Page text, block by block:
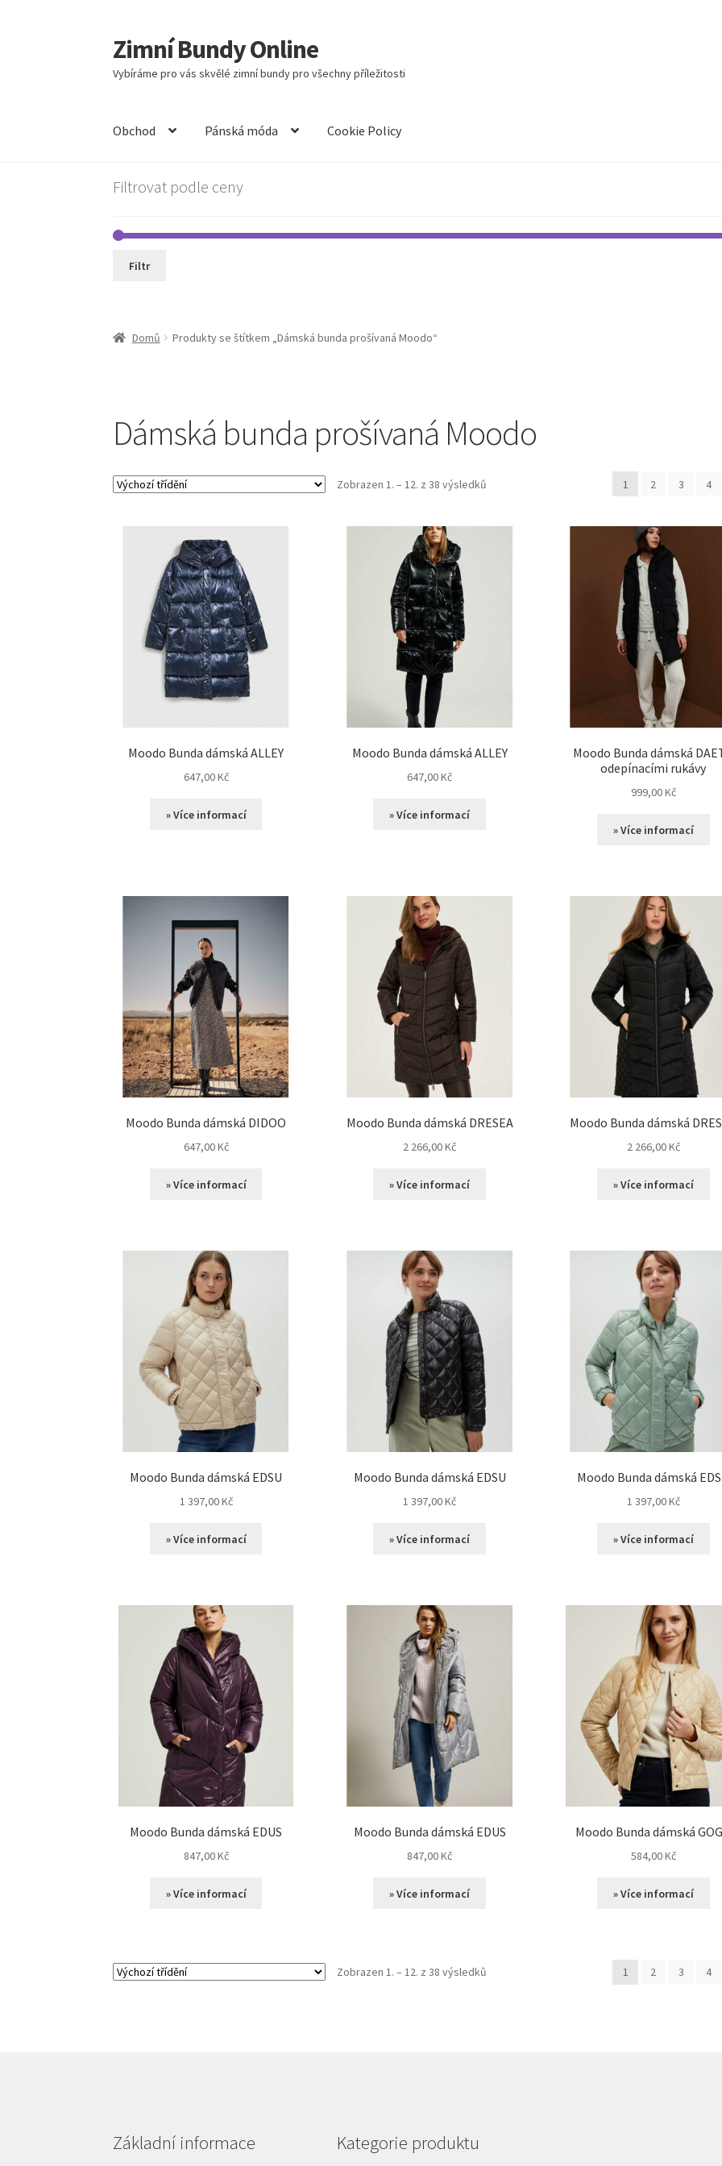
Přeskočit
na
navigaci
Přejít
k
obsahu
Zimní Bundy Online
Vybíráme pro vás skvělé zimní bundy pro všechny příležitosti
Obchod Pánská móda Cookie Policy
Filtrovat podle ceny
Filtr
Domů Produkty se štítkem „Dámská bunda prošívaná Moodo“
Dámská bunda prošívaná Moodo
Zobrazen 1. – 12. z 38 výsledků 1 2 3 4
Moodo Bunda dámská ALLEY
647,00Kč
» Více informací
Moodo Bunda dámská ALLEY
647,00Kč
» Více informací
Moodo Bunda dámská
odepínacími rukávy
999,00Kč
» Více informací
Moodo Bunda dámská DIDOO
647,00Kč
» Více informací
Moodo Bunda dámská DRESEA
2 266,00Kč
» Více informací
Moodo Bunda dámská
2 266,00Kč
» Více informací
Moodo Bunda dámská EDSU
1 397,00Kč
» Více informací
Moodo Bunda dámská EDSU
1 397,00Kč
» Více informací
Moodo Bunda dámská
1 397,00Kč
» Více informací
Moodo Bunda dámská EDUS
847,00Kč
» Více informací
Moodo Bunda dámská EDUS
847,00Kč
» Více informací
Moodo Bunda dámská
584,00Kč
» Více informací
Zobrazen 1. – 12. z 38 výsledků 1 2 3 4
Základní informace Kategorie produktu